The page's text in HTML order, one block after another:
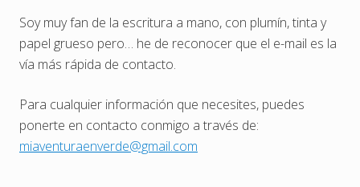
Soy muy fan de la escritura a mano, con plumín, tinta y
papel grueso pero… he de reconocer que el e-mail es la
vía más rápida de contacto.
Para cualquier información que necesites, puedes
ponerte en contacto conmigo a través de:
miaventuraenverde@gmail.com